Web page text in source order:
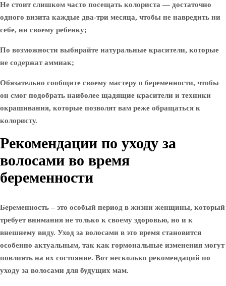
Не стоит слишком часто посещать колориста — достаточно
одного визита каждые два-три месяца, чтобы не навредить ни
себе, ни своему ребенку;
По возможности выбирайте натуральные красители, которые
не содержат аммиак;
Обязательно сообщите своему мастеру о беременности, чтобы
он смог подобрать наиболее щадящие красители и техники
окрашивания, которые позволят вам реже обращаться к
колористу.
Рекомендации по уходу за
волосами во время
беременности
Беременность – это особый период в жизни женщины, который
требует внимания не только к своему здоровью, но и к
внешнему виду. Уход за волосами в это время становится
особенно актуальным, так как гормональные изменения могут
повлиять на их состояние. Вот несколько рекомендаций по
уходу за волосами для будущих мам.